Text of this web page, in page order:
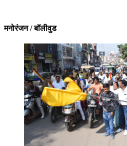
मनोरंजन / बॉलीवुड